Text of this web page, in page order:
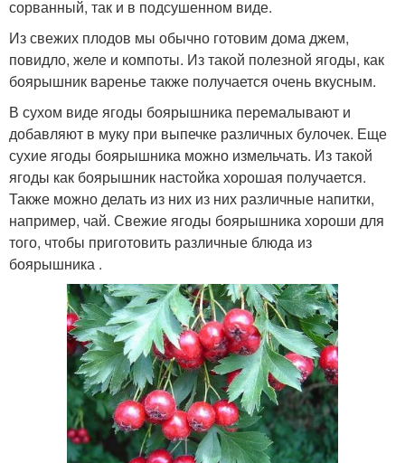
сорванный, так и в подсушенном виде.
Из свежих плодов мы обычно готовим дома джем,
повидло, желе и компоты. Из такой полезной ягоды, как
боярышник варенье также получается очень вкусным.
В сухом виде ягоды боярышника перемалывают и
добавляют в муку при выпечке различных булочек. Еще
сухие ягоды боярышника можно измельчать. Из такой
ягоды как боярышник настойка хорошая получается.
Также можно делать из них из них различные напитки,
например, чай. Свежие ягоды боярышника хороши для
того, чтобы приготовить различные блюда из
боярышника .